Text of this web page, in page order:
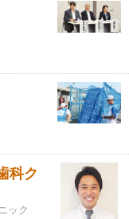
科ク
ック